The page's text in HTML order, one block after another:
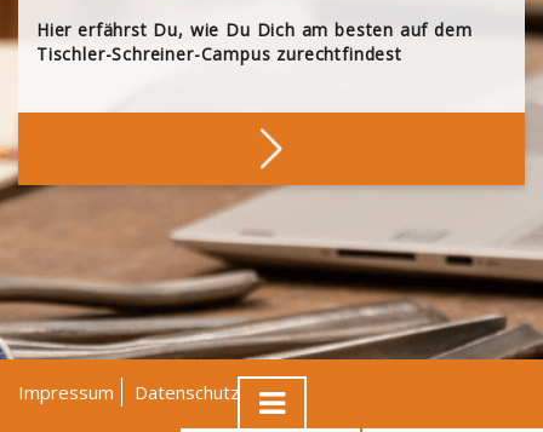
Hier erfährst Du, wie Du Dich am besten auf dem
Tischler-Schreiner-Campus zurechtfindest
Impressum Datenschutz
AGB